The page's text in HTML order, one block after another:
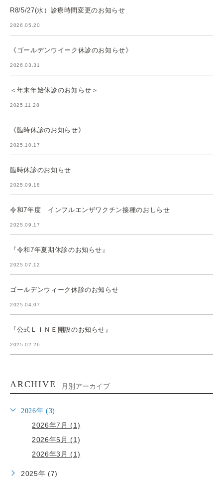
R8/5/27(水）診療時間変更のお知らせ
2026.05.20
《ゴールデンウイーク休診のお知らせ》
2026.03.31
＜年末年始休診のお知らせ＞
2025.11.28
《臨時休診のお知らせ》
2025.10.17
臨時休診のお知らせ
2025.09.18
令和7年度 インフルエンザワクチン接種のおしらせ
2025.09.17
『令和7年夏期休診のお知らせ』
2025.07.12
ゴールデンウィーク休診のお知らせ
2025.04.07
『公式ＬＩＮＥ開設のお知らせ』
2025.02.26
ARCHIVE 月別アーカイブ
2026年 (3)
2026年7月 (1)
2026年5月 (1)
2026年3月 (1)
2025年 (7)